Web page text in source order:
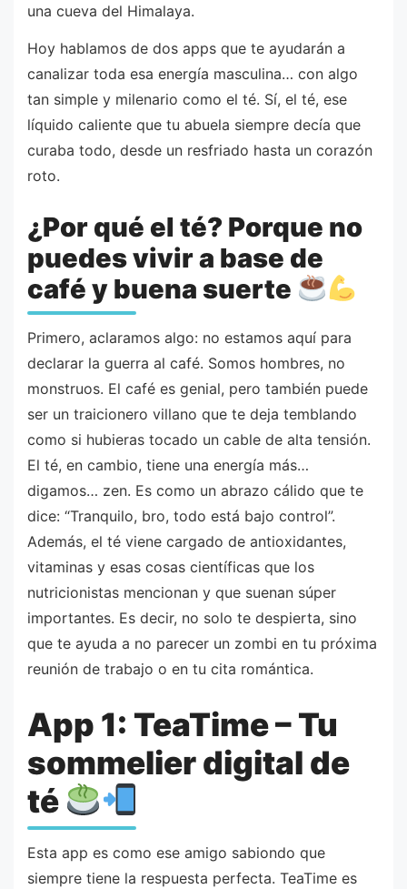
una cueva del Himalaya.
Hoy hablamos de dos apps que te ayudarán a
canalizar toda esa energía masculina… con algo
tan simple y milenario como el té. Sí, el té, ese
líquido caliente que tu abuela siempre decía que
curaba todo, desde un resfriado hasta un corazón
roto.
¿Por qué el té? Porque no
puedes vivir a base de
café y buena suerte
Primero, aclaramos algo: no estamos aquí para
declarar la guerra al café. Somos hombres, no
monstruos. El café es genial, pero también puede
ser un traicionero villano que te deja temblando
como si hubieras tocado un cable de alta tensión.
El té, en cambio, tiene una energía más…
digamos… zen. Es como un abrazo cálido que te
dice: “Tranquilo, bro, todo está bajo control”.
Además, el té viene cargado de antioxidantes,
vitaminas y esas cosas científicas que los
nutricionistas mencionan y que suenan súper
importantes. Es decir, no solo te despierta, sino
que te ayuda a no parecer un zombi en tu próxima
reunión de trabajo o en tu cita romántica.
App 1: TeaTime – Tu
sommelier digital de
té
Esta app es como ese amigo sabiondo que
siempre tiene la respuesta perfecta. TeaTime es